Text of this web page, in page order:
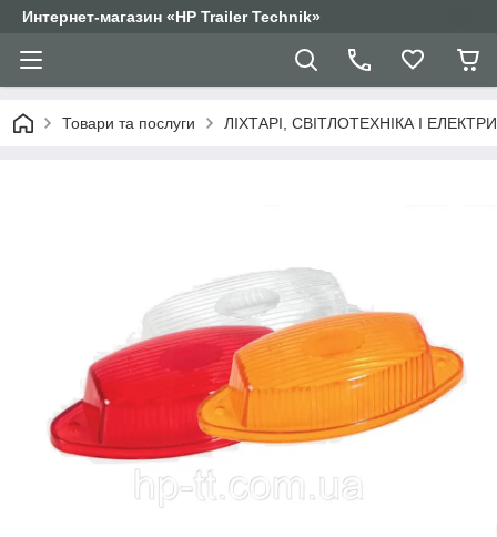
Интернет-магазин «HP Trailer Technik»
Товари та послуги ЛІХТАРІ, СВІТЛОТЕХНІКА І